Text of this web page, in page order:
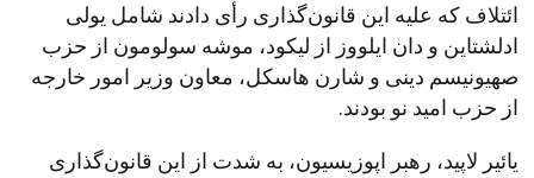
ائتلاف که علیه این قانون‌گذاری رأی دادند شامل یولی
ادلشتاین و دان ایلووز از لیکود، موشه سولومون از حزب
صهیونیسم دینی و شارن هاسکل، معاون وزیر امور خارجه
از حزب امید نو بودند.
یائیر لاپید، رهبر اپوزیسیون، به شدت از این قانون‌گذاری